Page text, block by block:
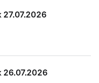
27.07.2026
26.07.2026